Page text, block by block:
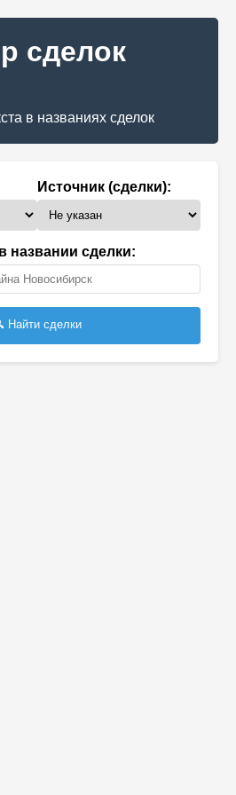
сделок
в названиях сделок
Источник (сделки):
названии сделки:
Найти сделки